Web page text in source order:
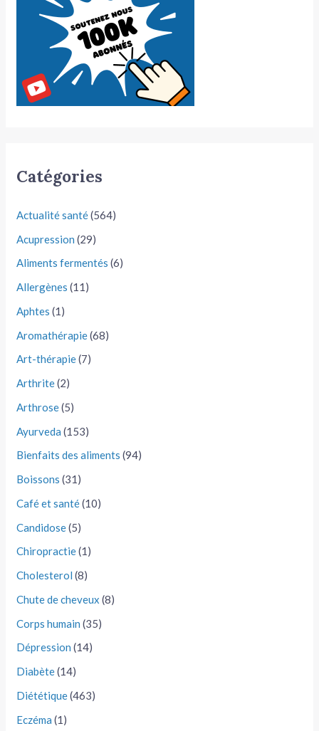
Catégories
Actualité santé(564)
Acupression (29)
Aliments fermentés (6)
Allergènes (11)
Aphtes (1)
Aromathérapie(68)
Art-thérapie(7)
Arthrite(2)
Arthrose(5)
Ayurveda (153)
Bienfaits des aliments (94)
Boissons (31)
Café et santé(10)
Candidose(5)
Chiropractie(1)
Cholesterol (8)
Chute de cheveux (8)
Corps humain (35)
Dépression (14)
Diabète(14)
Diététique(463)
Eczéma (1)